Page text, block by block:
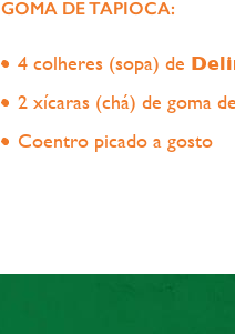
GOMA DE TAPIOCA:
4 colheres (sopa) de
2 xícaras (chá) de goma
Coentro picado a gosto